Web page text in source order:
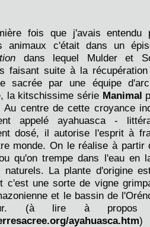
fois que j'avais entendu
animaux c'était dans un
dans lequel Mulder et
faisant suite à la
sacrée par une équipe
la kitschissime série Manimal
Au centre de cette croyance
appelé ayahuasca -
dosé, il autorise l'esprit à
monde. On le réalise à partir
qu'on trempe dans l'eau en
naturels. La plante d'origine
c'est une sorte de vigne
et le bassin de
(à lire à propos
ayahuasca.htm)